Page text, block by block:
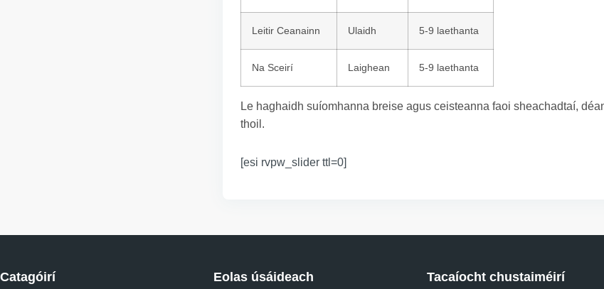
Leitir Ceanainn Ulaidh 5-9 laethanta
Na Sceirí Laighean 5-9 laethanta
Le haghaidh suíomhanna breise agus ceisteanna faoi sheachadtaí,
thoil.
[esi rvpw_slider ttl=0]
Catagóirí Eolas úsáideach Tacaíocht chustaiméirí